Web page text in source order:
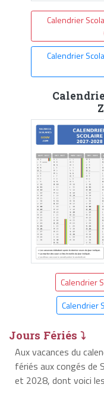
Calendrier
Calendrier
Calendrier
Calendrier
Jours Fériés ⤵
Aux vacances du
fériés aux congés de
et 2028, dont voici